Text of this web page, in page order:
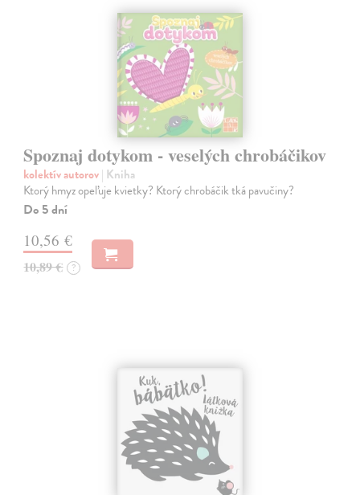
Spoznaj dotykom - veselých chrobáčikov
kolektív autorov| Kniha
Ktorý hmyz opeľuje kvietky? Ktorý chrobáčik tká pavučiny?
Do 5 dní
10,56 €
10,89 € ?